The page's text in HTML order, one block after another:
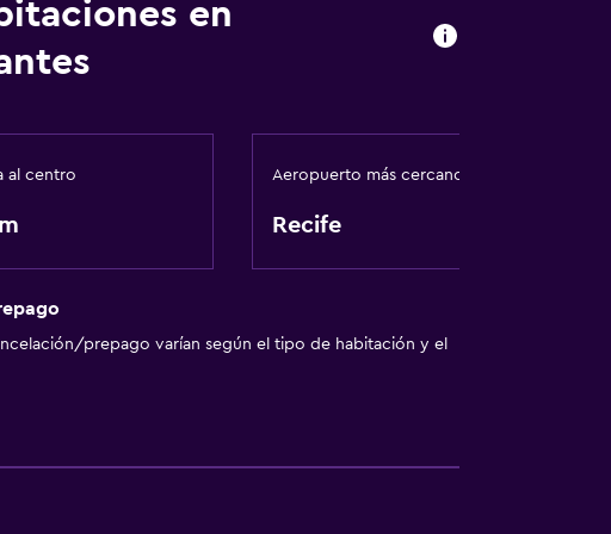
el exterior
(con cargos)
en
al centro Aeropuerto más cercano
Recife
prepago varían según el tipo de habitación y el